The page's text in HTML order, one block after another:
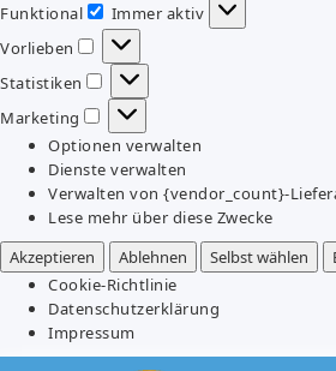
Funktional
Funktional
Immer aktiv
Vorlieben
Vorlieben
Statistiken
Statistiken
Marketing
Marketing
Optionen verwalten
Dienste verwalten
Verwalten von {vendor_count}-
Lese mehr über diese Zwecke
Akzeptieren
Ablehnen Selbst wählen
Cookie-Richtlinie
Datenschutzerklärung
Impressum